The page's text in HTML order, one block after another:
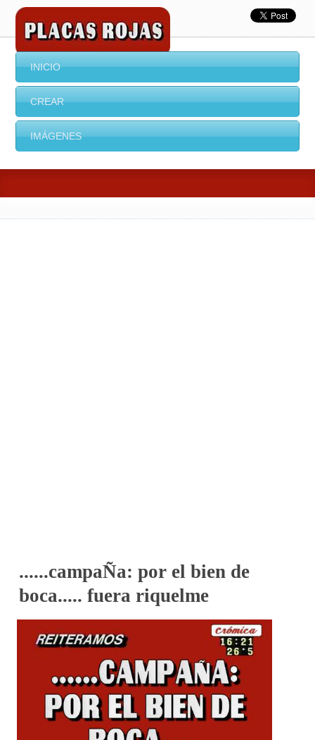
INICIO
CREAR
IMÁGENES
......campaÑa: por el bien de
boca..... fuera riquelme